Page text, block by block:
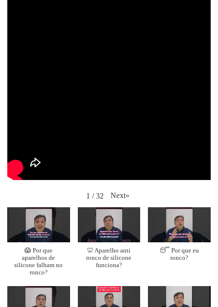
1 / 32 Next»
😱 Por que
aparelhos de
silicone falham no
ronco?
🦷 Aparelho anti
ronco de silicone
funciona?
😴 Por que eu
ronco?